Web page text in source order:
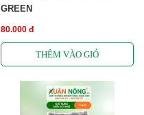
GREEN
80.000 đ